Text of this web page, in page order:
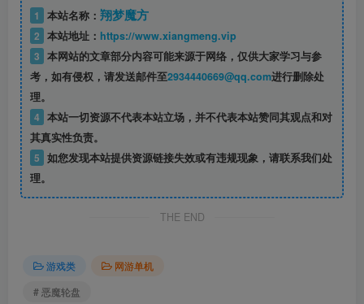
用 12 号口径霰弹枪玩俄罗斯轮盘。因为霰弹枪感觉更
好。
真正爆脑的游戏
1 本站名称： 翔梦魔方
2 本站地址： https://www.xiangmeng.vip
3 本网站的文章部分内容可能来源于网络，仅供大家学习与参
考，如有侵权，请发送邮件至2934440669@qq.com进行删除处
理。
4 本站一切资源不代表本站立场，并不代表本站赞同其观点和对
其真实性负责。
5 如您发现本站提供资源链接失效或有违规现象，请联系我们处
理。
THE END
游戏类
网游单机
# 恶魔轮盘